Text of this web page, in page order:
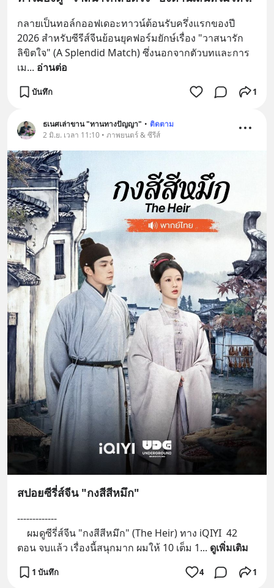
กลายเป็นทอล์กออฟเดอะทาวน์ต้อนรับครึ่งแรกของปี
2026 สำหรับซีรีส์จีนย้อนยุคฟอร์มยักษ์เรื่อง "วาสนารัก
ลิขิตใจ" (A Splendid Match) ซึ่งนอกจากตัวบทและการ
เม... อ่านต่อ
บันทึก 1
ธเนศเล่าขาน "ทานทางปัญญา" • ติดตาม
2 มิ.ย. เวลา 11:10 • ภาพยนตร์ & ซีรีส์
สปอยซีรี่ส์จีน "กงสีสีหมึก"
-------------
ตอน จบแล้ว เรื่องนี้สนุกมาก ผมให้ 10 เต็ม 1... ดูเพิ่มเติม
1 บันทึก 4 1